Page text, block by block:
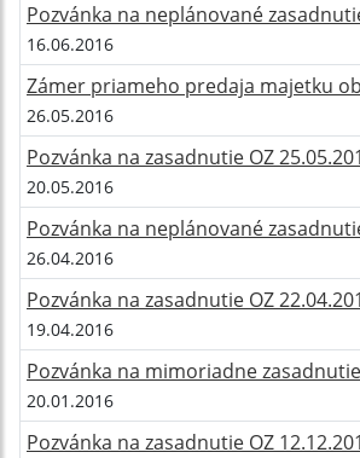
Pozvánka na neplánované
16.06.2016
Zámer priameho predaja majetku
26.05.2016
Pozvánka na zasadnutie OZ
20.05.2016
Pozvánka na neplánované
26.04.2016
Pozvánka na zasadnutie OZ
19.04.2016
Pozvánka na mimoriadne
20.01.2016
Pozvánka na zasadnutie OZ